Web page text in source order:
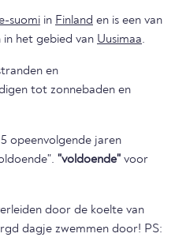
suomi in Finland en is een van
het gebied van Uusimaa.
en
tot zonnebaden en
opeenvolgende jaren
"voldoende" voor
door de koelte van
dagje zwemmen door! PS: